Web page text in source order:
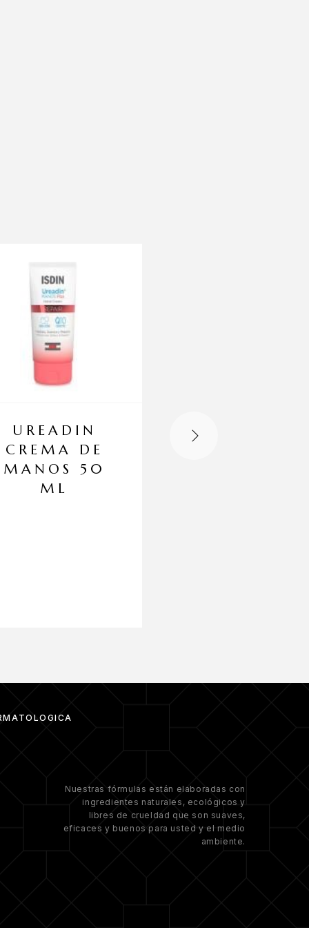
UREADIN
CREMA DE
MANOS 50
ML
Nuestras fórmulas están elaboradas con
ingredientes naturales, ecológicos y
libres de crueldad que son suaves,
eficaces y buenos para usted y el medio
ambiente.